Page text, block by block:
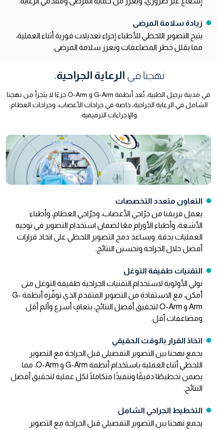
زيادة سلامة المرضى
يتيح التصوير اللحظي للأطباء إجراء تعديلات فورية أثناء العملية،
مما يقلل خطر المضاعفات ويعزز سلامة المرضى.
نهجنا في الرعاية الجراحية.
في مدينة برجيل الطبية، تُعد أنظمة G-Arm و O-Arm جزءًا لا يتجزأ من نهجنا
الشامل في الرعاية الجراحية، خاصة في جراحات الأعصاب، وجراحات العظام،
والإجراءات الترميمية:
التعاون متعدد التخصصات
يعمل فريقنا من جرّاحي الأعصاب، وجرّاحي العظام، وأطباء
الأشعة، وأطباء الأورام معًا لضمان استخدام التصوير في توجيه
العمليات بدقة. ويساعد دمج التصوير اللحظي على اتخاذ قرارات
أفضل خلال الجراحة وتحسين النتائج.
التقنيات طفيفة التوغل
نولي الأولوية لاستخدام التقنيات الجراحية طفيفة التوغل متى
أمكن، مع الاستفادة من التصوير المتقدم الذي توفّره أنظمة G-
Arm و O-Arm لتحقيق أفضل النتائج، بتعافٍ أسرع وألم أقل
ومضاعفات أقل.
اتخاذ القرار بالوقت الحقيقي
يجمع نهجنا بين التصوير التفصيلي قبل الجراحة مع التصوير
اللحظي أثناء العملية باستخدام أنظمة G-Arm و O-Arm، مما
يضمن تخطيطًا دقيقًا وتنفيذًا متكاملًا لكل عملية لتحقيق أفضل
النتائج.
التخطيط الجراحي الشامل
يجمع نهجنا بين التصوير التفصيلي قبل الجراحة مع التصوير